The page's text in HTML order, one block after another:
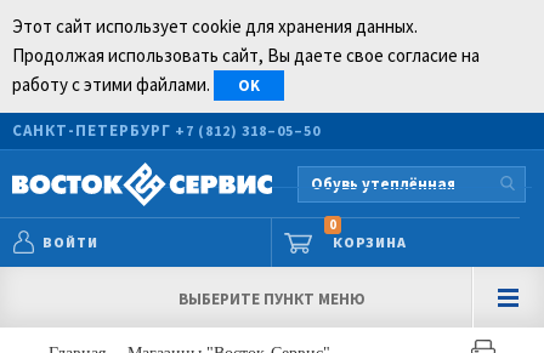
Этот сайт использует cookie для хранения данных.
Продолжая использовать сайт, Вы даете свое согласие на
работу с этими файлами.
OK
САНКТ-ПЕТЕРБУРГ +7 (812) 318–05–50
ВОЙТИ КОРЗИНА
0
ВЫБЕРИТЕ ПУНКТ МЕНЮ